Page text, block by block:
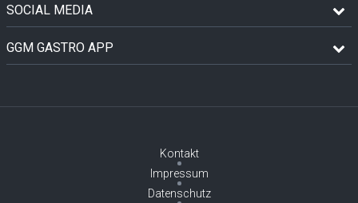
SOCIAL MEDIA
GGM GASTRO APP
Kontakt
Impressum
Datenschutz